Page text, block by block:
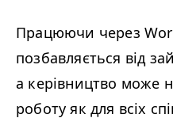
Працюючи через
позбавляється від
а керівництво може
роботу як для всіх